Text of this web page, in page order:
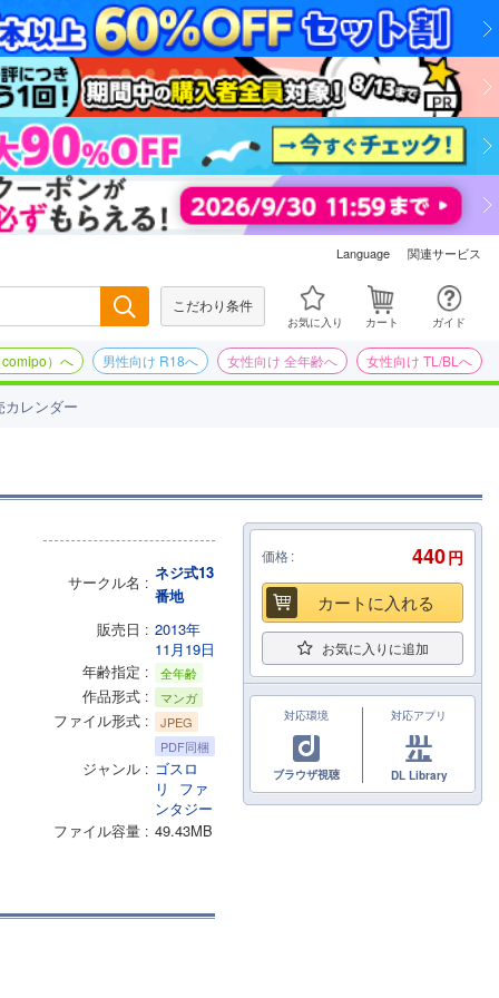
Language 関連サービス
こだわり条件
お気に入り カート ガイド
）へ 男性向け R18へ 女性向け 全年齢へ 女性向け TL/BLへ
カレンダー
サークル名
ネジ式13
番地
販売日
2013年
11月19日
年齢指定
全年齢
作品形式 マンガ
ファイル形式
JPEG
PDF同梱
ジャンル
ゴスロ
リ
ファ
ンタジー
ファイル容量
49.43MB
価格 440円
カートに入れる
お気に入りに追加
対応環境
ブラウザ視聴
対応アプリ
DL Library